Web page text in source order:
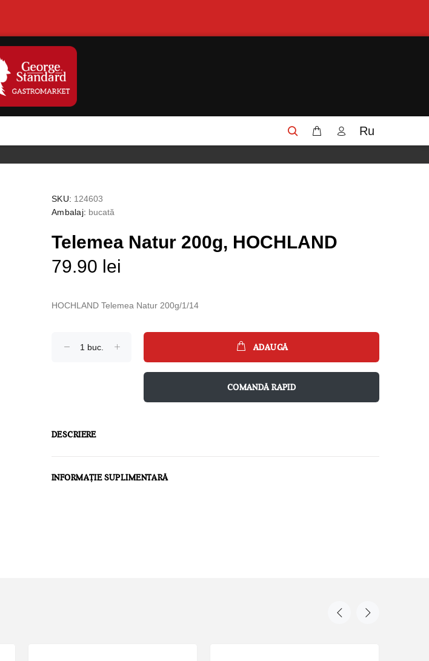
Ru
SKU: 124603
Ambalaj: bucată
Telemea Natur 200g, HOCHLAND
79.90 lei
HOCHLAND Telemea Natur 200g/1/14
ADAUGĂ
COMANDĂ RAPID
DESCRIERE
INFORMAȚIE SUPLIMENTARĂ